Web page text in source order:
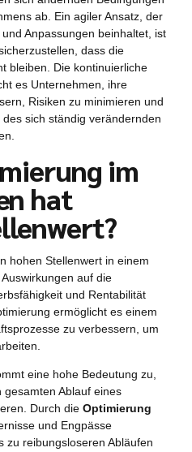
ab. Ein agiler Ansatz, der
Anpassungen beinhaltet, ist
dass die
bleiben. Die kontinuierliche
es Unternehmen, ihre
Risiken zu minimieren und
sich ständig verändernden
im
hat
hohen Stellenwert in einem
auf die
und Rentabilität
ermöglicht es einem
zu verbessern, um
eine hohe Bedeutung zu,
Ablauf eines
Durch die Optimierung
und Engpässe
zu reibungsloseren Abläufen